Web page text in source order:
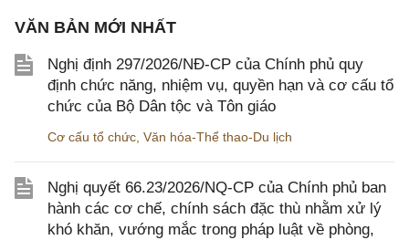
VĂN BẢN MỚI NHẤT
Nghị định 297/2026/NĐ-CP của Chính phủ quy
định chức năng, nhiệm vụ, quyền hạn và cơ cấu tổ
chức của Bộ Dân tộc và Tôn giáo
Cơ cấu tổ chức, Văn hóa-Thể thao-Du lịch
Nghị quyết 66.23/2026/NQ-CP của Chính phủ ban
hành các cơ chế, chính sách đặc thù nhằm xử lý
khó khăn, vướng mắc trong pháp luật về phòng,